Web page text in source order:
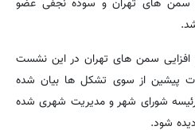
سمن‌ های تهران و سوده نجفی عضو
سمن‌ های تهران در این نشست
پیشین از سوی تشکل ها بیان شده
شورای شهر و مدیریت شهری شده